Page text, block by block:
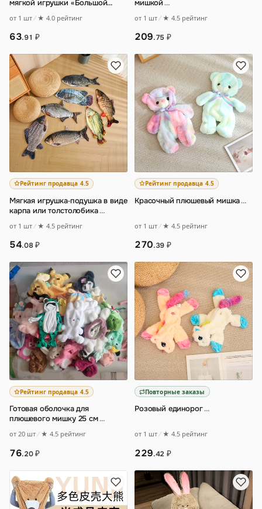
мягкой игрушки «Большой
от 1 шт ★ 4.0 рейтинг
63.91 ₽
мишкой…
от 1 шт ★ 4.5 рейтинг
209.75 ₽
Рейтинг продавца 4.5
Мягкая игрушка‑подушка в виде
карпа или толстолобика…
от 1 шт ★ 4.5 рейтинг
54.08₽
Рейтинг продавца 4.5
Красочный плюшевый мишка…
от 1 шт ★ 4.5 рейтинг
270.39 ₽
Рейтинг продавца 4.5
Готовая оболочка для
плюшевого мишку 25 см…
от 20 шт ★ 4.5 рейтинг
76.20₽
Повторные заказы
Розовый единорог…
от 1 шт ★ 4.5 рейтинг
229.42 ₽